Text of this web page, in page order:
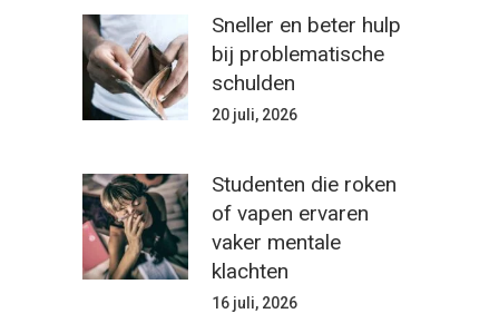
Sneller en beter hulp
bij problematische
schulden
20 juli, 2026
Studenten die roken
of vapen ervaren
vaker mentale
klachten
16 juli, 2026